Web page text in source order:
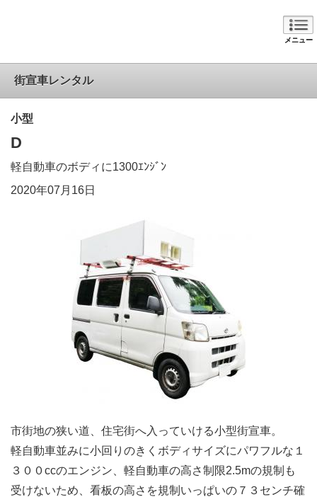
メニュー
街宣車レンタル
小型
D
軽自動車のボディに1300ｴﾝｼﾞﾝ
2020年07月16日
市街地の狭い道、住宅街へ入っていける小型街宣車。
軽自動車並みに小回りのきくボディサイズにパワフルな１
３００ccのエンジン、軽自動車の高さ制限2.5mの規制も
受けないため、看板の高さを規制いっぱいの７３センチ確